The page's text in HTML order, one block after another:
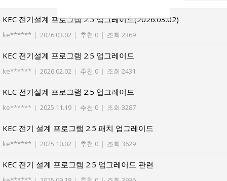
KEC 전기설계 프로그램 2.5 업그레이드(2026.03.02)
ke****** | 2026.03.02 | 추천 0 | 조회 2369
KEC 전기설계 프로그램 2.5 업그레이드
ke****** | 2026.02.02 | 추천 0 | 조회 2431
KEC 전기설계 프로그램 2.5 업그레이드
ke****** | 2025.11.19 | 추천 0 | 조회 3287
KEC 전기 설계 프로그램 2.5 패치 업그레이드
ke****** | 2025.10.02 | 추천 0 | 조회 3629
KEC 전기 설계 프로그램 2.5 업그레이드 관련